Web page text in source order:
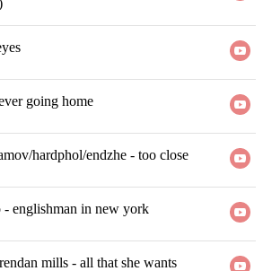
going home
hardphol/endzhe - too close
- englishman in new york
mills - all that she wants